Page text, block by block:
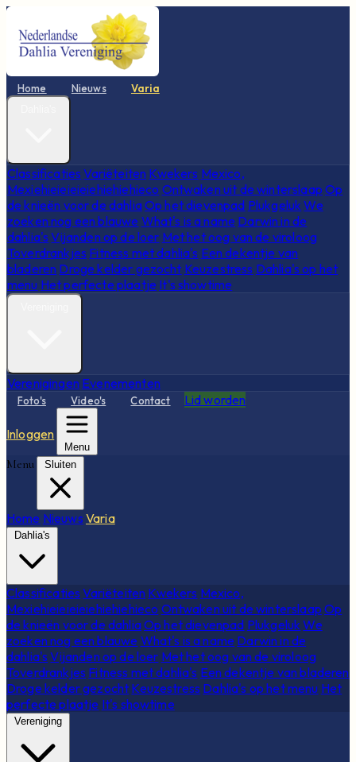
Home Nieuws Varia
Classificaties Variëteiten Kwekers Mexico,
Mexiehieieieieiehiehiehieco Ontwaken uit de winterslaap Op
de knieën voor de dahliaOp het dievenpad Plukgeluk We
zoeken nog een blauwe What's is a name Darwin in de
dahlia's Vijanden op de loer Met het oog van de viroloog
Toverdrankjes Fitness met dahlia's Een dekentje van
bladeren Droge kelder gezocht Keuzestress Dahlia's op het
menu Het perfecte plaatje It's showtime
Verenigingen Evenementen
Foto's Video's Contact Lid worden
Inloggen
Menu
Menu Sluiten
Home Nieuws Varia
Dahlia's
Classificaties Variëteiten Kwekers Mexico,
Mexiehieieieieiehiehiehieco Ontwaken uit de winterslaap Op
de knieën voor de dahliaOp het dievenpad Plukgeluk We
zoeken nog een blauwe What's is a name Darwin in de
dahlia's Vijanden op de loer Met het oog van de viroloog
Toverdrankjes Fitness met dahlia's Een dekentje van bladeren
Droge kelder gezocht Keuzestress Dahlia's op het menu Het
perfecte plaatje It's showtime
Vereniging